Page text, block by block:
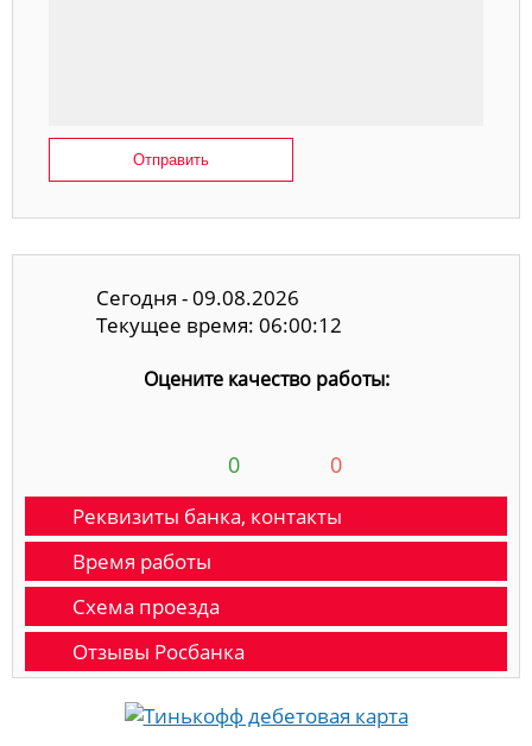
Отправить
Сегодня - 09.08.2026
Текущее время: 06:00:13
Оцените качество работы:
0 0
Реквизиты банка, контакты
Время работы
Схема проезда
Отзывы Росбанка